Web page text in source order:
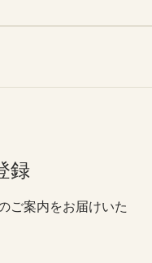
録
ご案内をお届けいた